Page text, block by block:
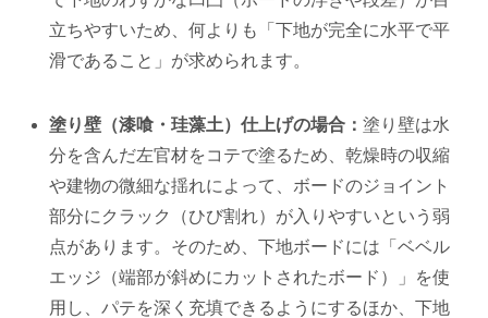
立ちやすいため、何よりも「下地が完全に水平で平
滑であること」が求められます。
塗り壁（漆喰・珪藻土）仕上げの場合：塗り壁は水
分を含んだ左官材をコテで塗るため、乾燥時の収縮
や建物の微細な揺れによって、ボードのジョイント
部分にクラック（ひび割れ）が入りやすいという弱
点があります。そのため、下地ボードには「ベベル
エッジ（端部が斜めにカットされたボード）」を使
用し、パテを深く充填できるようにするほか、下地